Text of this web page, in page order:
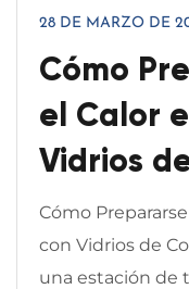
28 DE MARZO DE
Cómo
el Calor
Vidrios
Cómo
con Vidrios de
una estación de